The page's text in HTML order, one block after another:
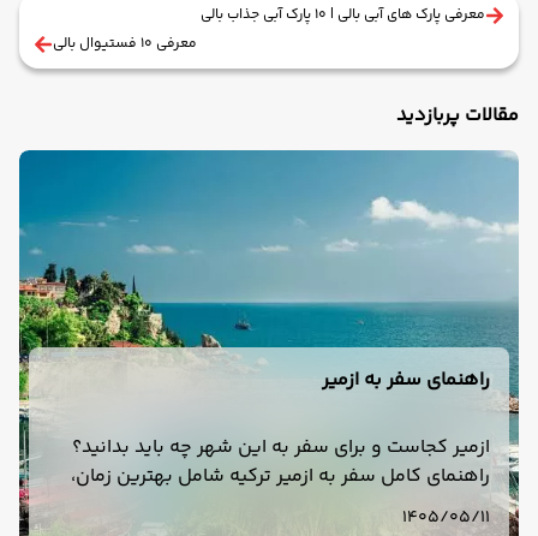
معرفی پارک های آبی بالی | ۱۰ پارک آبی جذاب بالی
معرفی 10 فستیوال بالی
مقالات پربازدید
راهنمای سفر به ازمیر
ازمیر کجاست و برای سفر به این شهر چه باید بدانید؟
راهنمای کامل سفر به ازمیر ترکیه شامل بهترین زمان،
هزینه، هتل، حمل‌ونقل، جاهای دیدنی، غذا و تور ازمیر.
1405/05/11